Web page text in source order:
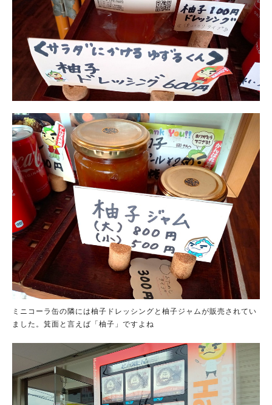
ミニコーラ缶の隣には柚子ドレッシングと柚子ジャムが販売されてい
ました。箕面と言えば「柚子」ですよね